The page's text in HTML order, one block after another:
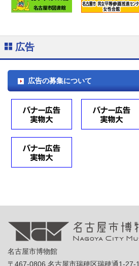
広告
広告の募集について
名古屋市博物館
〒467-0806 名古屋市瑞穂区瑞穂通1-27-1